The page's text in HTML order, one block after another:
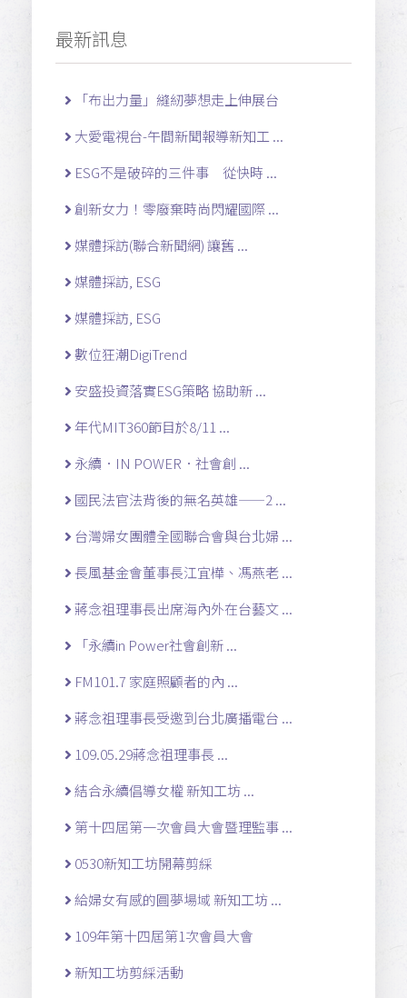
最新訊息
「布出力量」縫紉夢想走上伸展台
大愛電視台-午間新聞報導新知工 ...
ESG不是破碎的三件事 從快時 ...
創新女力！零廢棄時尚閃耀國際 ...
媒體採訪(聯合新聞網) 讓舊 ...
媒體採訪, ESG
媒體採訪, ESG
數位狂潮DigiTrend
安盛投資落實ESG策略 協助新 ...
年代MIT360節目於8/11 ...
永續．IN POWER．社會創 ...
國民法官法背後的無名英雄——2 ...
台灣婦女團體全國聯合會與台北婦 ...
長風基金會董事長江宜樺、馮燕老 ...
蔣念祖理事長出席海內外在台藝文 ...
「永續in Power社會創新 ...
FM101.7 家庭照顧者的內 ...
蔣念祖理事長受邀到台北廣播電台 ...
109.05.29蔣念祖理事長 ...
結合永續倡導女權 新知工坊 ...
第十四屆第一次會員大會暨理監事 ...
0530新知工坊開幕剪綵
給婦女有感的圓夢場域 新知工坊 ...
109年第十四屆第1次會員大會
新知工坊剪綵活動